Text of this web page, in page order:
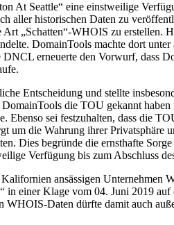
At Seattle“ eine einstweilige
aller historischen Daten zu
„Schatten“-WHOIS zu
DomainTools machte dort
erneuerte den Vorwurf, dass
Entscheidung und stellte
die TOU gekannt
sei festzuhalten, dass die
die Wahrung ihrer Privatsphäre
Dies begründe die ernsthafte
Verfügung bis zum Abschluss
ansässigen
einer Klage vom 04. Juni 2019
Daten dürfte damit auch